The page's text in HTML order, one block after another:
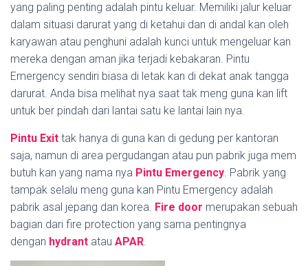
yang paling penting adalah pintu keluar. Memiliki jalur keluar
dalam situasi darurat yang di ketahui dan di andal kan oleh
karyawan atau penghuni adalah kunci untuk mengeluar kan
mereka dengan aman jika terjadi kebakaran. Pintu
Emergency sendiri biasa di letak kan di dekat anak tangga
darurat. Anda bisa melihat nya saat tak meng guna kan lift
untuk ber pindah dari lantai satu ke lantai lain nya.
Pintu Exit tak hanya di guna kan di gedung per kantoran
saja, namun di area pergudangan atau pun pabrik juga mem
butuh kan yang nama nya Pintu Emergency. Pabrik yang
tampak selalu meng guna kan Pintu Emergency adalah
pabrik asal jepang dan korea. Fire door merupakan sebuah
bagian dari fire protection yang sama pentingnya
dengan hydrant atau APAR.